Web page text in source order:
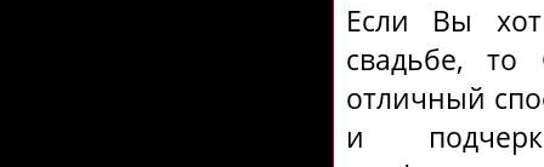
Если Вы
свадьбе,
отличный
и